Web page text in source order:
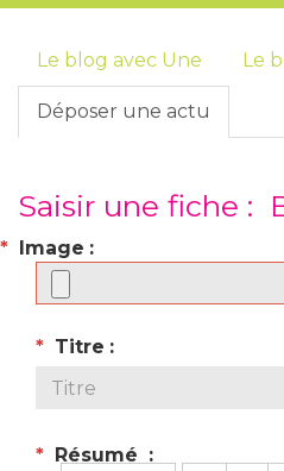
Le blog avec Une Le
Déposer une actu
Saisir une fiche :
Image
Titre
Résumé